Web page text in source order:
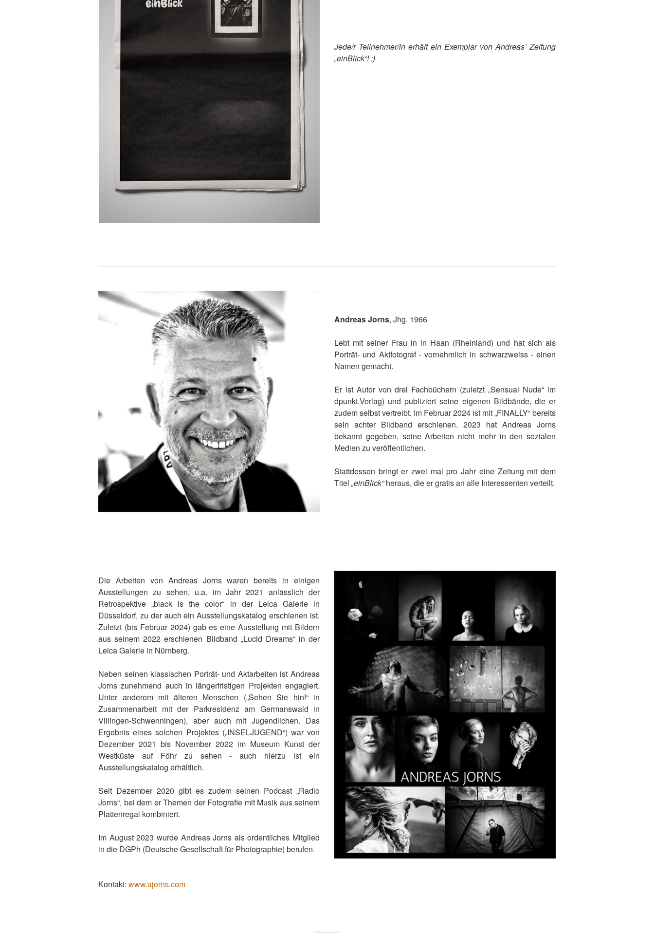
Jede/r Teilnehmer/in erhält ein Exemplar von Andreas’ Zeitung
„einBlick“! :)
Andreas Jorns, Jhg. 1966
Lebt mit seiner Frau in in Haan (Rheinland) und hat sich als
Porträt- und Aktfotograf - vornehmlich in schwarzweiss - einen
Namen gemacht.
Er ist Autor von drei Fachbüchern (zuletzt „Sensual Nude“ im
dpunkt.Verlag) und publiziert seine eigenen Bildbände, die er
zudem selbst vertreibt. Im Februar 2024 ist mit „FINALLY“ bereits
sein achter Bildband erschienen. 2023 hat Andreas Jorns
bekannt gegeben, seine Arbeiten nicht mehr in den sozialen
Medien zu veröffentlichen.
Stattdessen bringt er zwei mal pro Jahr eine Zeitung mit dem
Titel „einBlick“heraus, die er gratis an alle Interessenten verteilt.
Die Arbeiten von Andreas Jorns waren bereits in einigen
Ausstellungen zu sehen, u.a. im Jahr 2021 anlässlich der
Retrospektive „black is the color“ in der Leica Galerie in
Düsseldorf, zu der auch ein Ausstellungskatalog erschienen ist.
Zuletzt (bis Februar 2024) gab es eine Ausstellung mit Bildern
aus seinem 2022 erschienen Bildband „Lucid Dreams“ in der
Leica Galerie in Nürnberg.
Neben seinen klassischen Porträt- und Aktarbeiten ist Andreas
Jorns zunehmend auch in längerfristigen Projekten engagiert.
Unter anderem mit älteren Menschen („Sehen Sie hin!“ in
Zusammenarbeit mit der Parkresidenz am Germanswald in
Villingen-Schwenningen), aber auch mit Jugendlichen. Das
Ergebnis eines solchen Projektes („INSELJUGEND“) war von
Dezember 2021 bis November 2022 im Museum Kunst der
Westküste auf Föhr zu sehen - auch hierzu ist ein
Ausstellungskatalog erhältlich.
Seit Dezember 2020 gibt es zudem seinen Podcast „Radio
Jorns“, bei dem er Themen der Fotografie mit Musik aus seinem
Plattenregal kombiniert.
Im August 2023 wurde Andreas Jorns als ordentliches Mitglied
in die DGPh (Deutsche Gesellschaft für Photographie) berufen.
Kontakt: www.ajorns.com